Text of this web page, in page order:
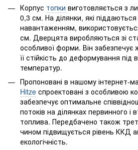
Корпус топки виготовляється з
0,3 см. На ділянки, які
навантаженням,
см. Дверцята виробляються зі
особливої форми. Він забезпечує
її стійкість до деформування під
температур.
Пропоновані в нашому інтернет-
Hitze спроектовані з особливою
забезпечує оптимальне
потоків на ділянках первинного
топлива. Передбачено також
чином підвищується рівень ККД
екологічність.